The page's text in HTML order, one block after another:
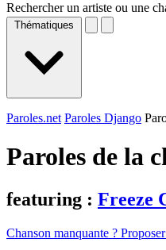
Rechercher un artiste ou une
Thématiques
Paroles.net Paroles Django
Paroles de la
featuring : Freeze
Chanson manquante ?